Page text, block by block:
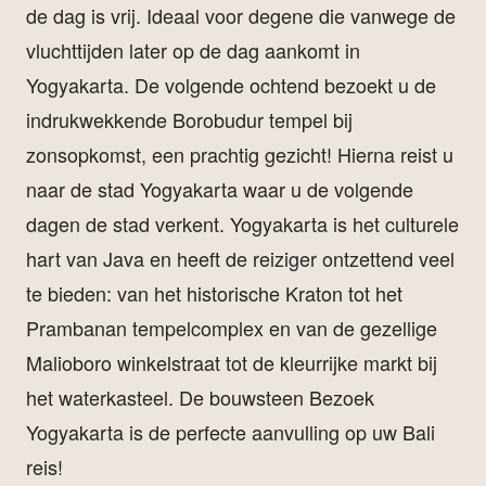
de dag is vrij. Ideaal voor degene die vanwege de
vluchttijden later op de dag aankomt in
Yogyakarta. De volgende ochtend bezoekt u de
indrukwekkende Borobudur tempel bij
zonsopkomst, een prachtig gezicht! Hierna reist u
naar de stad Yogyakarta waar u de volgende
dagen de stad verkent. Yogyakarta is het culturele
hart van Java en heeft de reiziger ontzettend veel
te bieden: van het historische Kraton tot het
Prambanan tempelcomplex en van de gezellige
Malioboro winkelstraat tot de kleurrijke markt bij
het waterkasteel. De bouwsteen Bezoek
Yogyakarta is de perfecte aanvulling op uw Bali
reis!